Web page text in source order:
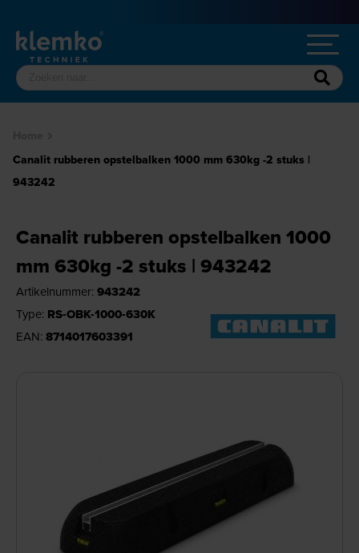
Canalit rubberen opstelbalken 1000 mm 630kg -2 stuks |
943242
Canalit rubberen opstelbalken 1000
mm 630kg -2 stuks | 943242
Artikelnummer: 943242
Type: RS-OBK-1000-630K
EAN: 8714017603391